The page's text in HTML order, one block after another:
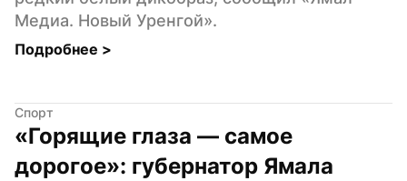
Медиа. Новый Уренгой».
Подробнее >
Спорт
«Горящие глаза — самое
дорогое»: губернатор Ямала